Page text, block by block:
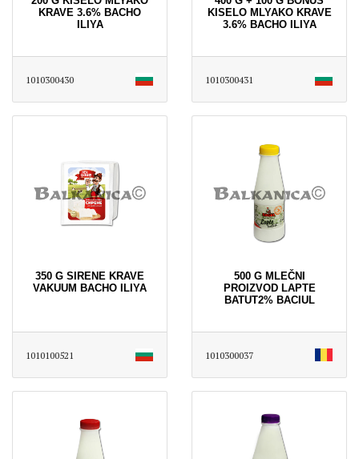
KRAVE 3.6% BACHO
ILIYA
1010300430
KISELO MLYAKO KRAVE
3.6% BACHO ILIYA
1010300431
350 G SIRENE KRAVE
VAKUUM BACHO ILIYA
1010100521
500 G MLEČNI
PROIZVOD LAPTE
BATUT2% BACIUL
1010300037